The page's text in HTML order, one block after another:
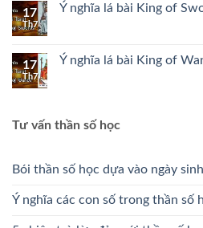
17
Th7
Ý nghĩa lá bài King of
17
Th7
Ý nghĩa lá bài King of
Tư vấn thần số học
Bói thần số học dựa vào ngày sinh
Ý nghĩa các con số trong thần số